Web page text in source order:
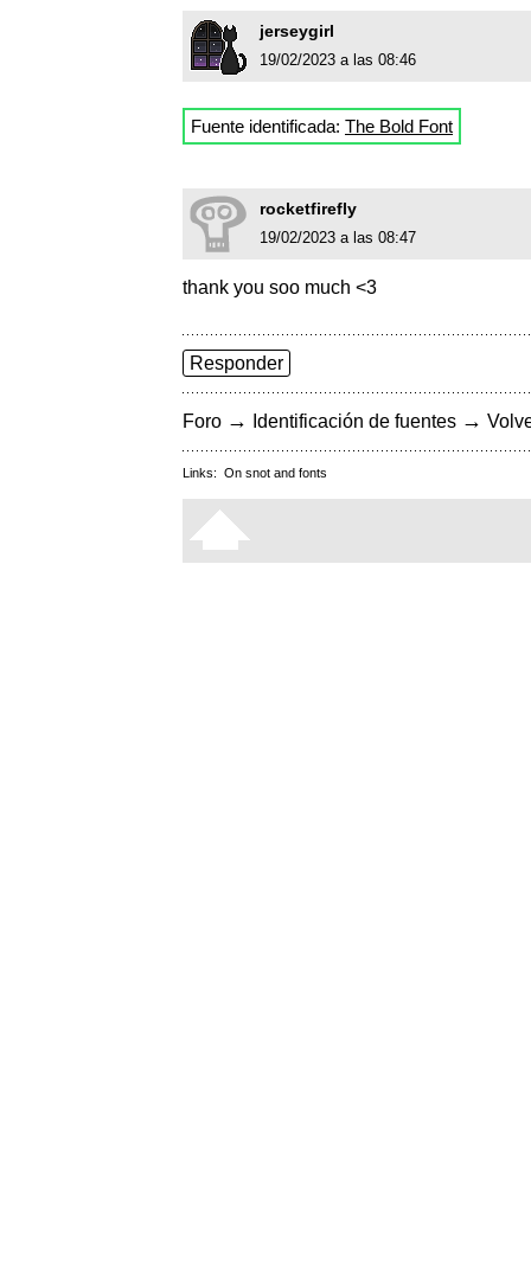
jerseygirl
19/02/2023 a las 08:46
Fuente identificada: The Bold Font
rocketfirefly
19/02/2023 a las 08:47
thank you soo much <3
Responder
Foro → Identificación de fuentes →
Links: On snot and fonts